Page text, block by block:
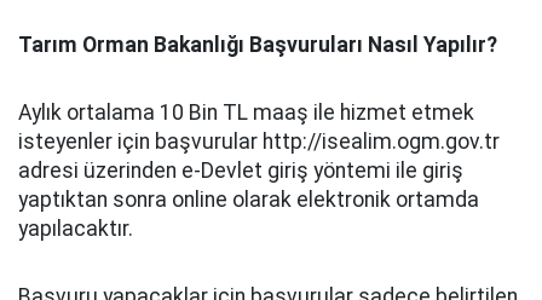
Tarım Orman Bakanlığı Başvuruları Nasıl Yapılır?
Aylık ortalama 10 Bin TL maaş ile hizmet etmek
isteyenler için başvurular http://isealim.ogm.gov.tr
adresi üzerinden e-Devlet giriş yöntemi ile giriş
yaptıktan sonra online olarak elektronik ortamda
yapılacaktır.